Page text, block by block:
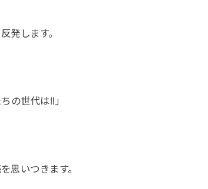
発します。
の世代は‼｣
思いつきます。